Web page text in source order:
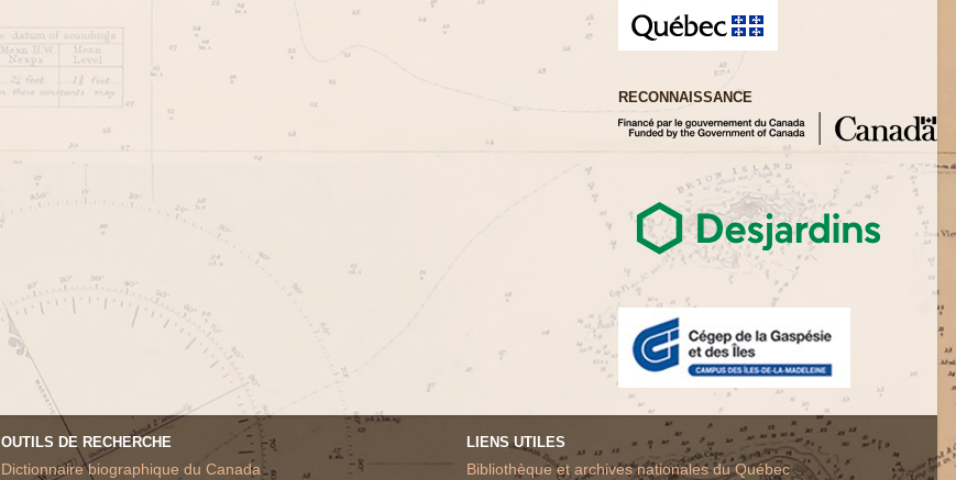
RECONNAISSANCE
OUTILS DE RECHERCHE
Dictionnaire biographique du Canada
LIENS UTILES
Bibliothèque et archives nationales du Québec